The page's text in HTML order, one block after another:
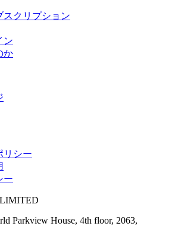
スクリプション
ン
か
リシー
ー
Parkview House, 4th floor, 2063,